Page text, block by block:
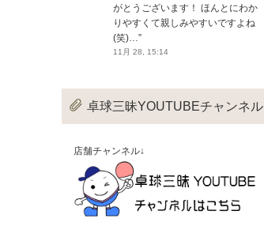
がとうございます！ ほんとにわか
りやすくて親しみやすいですよね
(笑)…”
11月 28, 15:14
卓球三昧YOUTUBEチャンネル
店舗チャンネル↓